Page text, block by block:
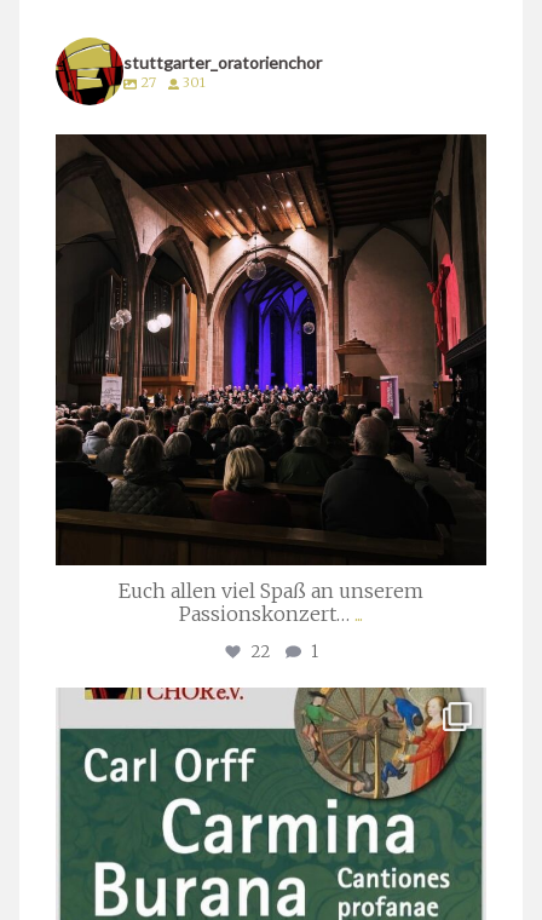
stuttgarter_oratorienchor
27 301
stuttgarter_oratorienchor
März 24
Euch allen viel Spaß an unserem
Passionskonzert… ...
22 1
stuttgarter_oratorienchor
Juli 22